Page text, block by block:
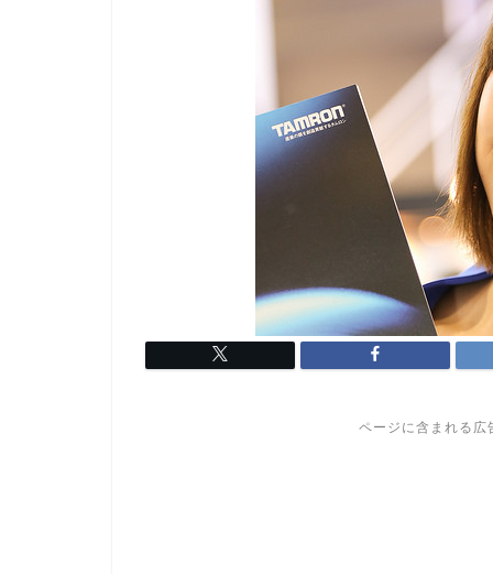
ページに含まれる広